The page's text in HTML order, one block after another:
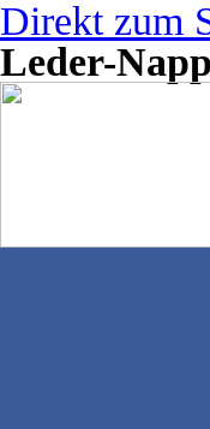
Direkt zum
Leder-